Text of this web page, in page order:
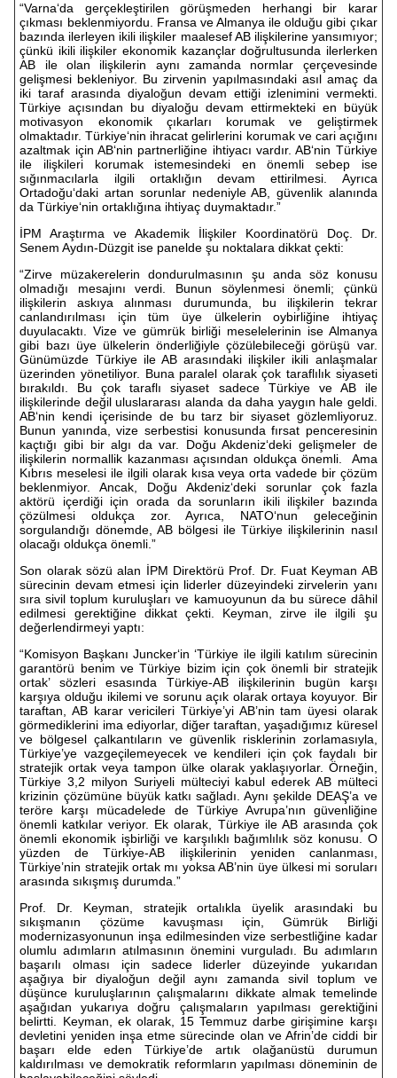
“Varna‘da gerçekleştirilen görüşmeden herhangi bir karar
çıkması beklenmiyordu. Fransa ve Almanya ile olduğu gibi çıkar
bazında ilerleyen ikili ilişkiler maalesef AB ilişkilerine yansımıyor;
çünkü ikili ilişkiler ekonomik kazançlar doğrultusunda ilerlerken
AB ile olan ilişkilerin aynı zamanda normlar çerçevesinde
gelişmesi bekleniyor. Bu zirvenin yapılmasındaki asıl amaç da
iki taraf arasında diyaloğun devam ettiği izlenimini vermekti.
Türkiye açısından bu diyaloğu devam ettirmekteki en büyük
motivasyon ekonomik çıkarları korumak ve geliştirmek
olmaktadır. Türkiye‘nin ihracat gelirlerini korumak ve cari açığını
azaltmak için AB‘nin partnerliğine ihtiyacı vardır. AB‘nin Türkiye
ile ilişkileri korumak istemesindeki en önemli sebep ise
sığınmacılarla ilgili ortaklığın devam ettirilmesi. Ayrıca
Ortadoğu‘daki artan sorunlar nedeniyle AB, güvenlik alanında
da Türkiye‘nin ortaklığına ihtiyaç duymaktadır.”
İPM Araştırma ve Akademik İlişkiler Koordinatörü Doç. Dr.
Senem Aydın-Düzgit ise panelde şu noktalara dikkat çekti:
“Zirve müzakerelerin dondurulmasının şu anda söz konusu
olmadığı mesajını verdi. Bunun söylenmesi önemli; çünkü
ilişkilerin askıya alınması durumunda, bu ilişkilerin tekrar
canlandırılması için tüm üye ülkelerin oybirliğine ihtiyaç
duyulacaktı. Vize ve gümrük birliği meselelerinin ise Almanya
gibi bazı üye ülkelerin önderliğiyle çözülebileceği görüşü var.
Günümüzde Türkiye ile AB arasındaki ilişkiler ikili anlaşmalar
üzerinden yönetiliyor. Buna paralel olarak çok taraflılık siyaseti
bırakıldı. Bu çok taraflı siyaset sadece Türkiye ve AB ile
ilişkilerinde değil uluslararası alanda da daha yaygın hale geldi.
AB‘nin kendi içerisinde de bu tarz bir siyaset gözlemliyoruz.
Bunun yanında, vize serbestisi konusunda fırsat penceresinin
kaçtığı gibi bir algı da var. Doğu Akdeniz‘deki gelişmeler de
ilişkilerin normallik kazanması açısından oldukça önemli. Ama
Kıbrıs meselesi ile ilgili olarak kısa veya orta vadede bir çözüm
beklenmiyor. Ancak, Doğu Akdeniz‘deki sorunlar çok fazla
aktörü içerdiği için orada da sorunların ikili ilişkiler bazında
çözülmesi oldukça zor. Ayrıca, NATO‘nun geleceğinin
sorgulandığı dönemde, AB bölgesi ile Türkiye ilişkilerinin nasıl
olacağı oldukça önemli.”
Son olarak sözü alan İPM Direktörü Prof. Dr. Fuat Keyman AB
sürecinin devam etmesi için liderler düzeyindeki zirvelerin yanı
sıra sivil toplum kuruluşları ve kamuoyunun da bu sürece dâhil
edilmesi gerektiğine dikkat çekti. Keyman, zirve ile ilgili şu
değerlendirmeyi yaptı:
“Komisyon Başkanı Juncker‘in ‘Türkiye ile ilgili katılım sürecinin
garantörü benim ve Türkiye bizim için çok önemli bir stratejik
ortak’ sözleri esasında Türkiye-AB ilişkilerinin bugün karşı
karşıya olduğu ikilemi ve sorunu açık olarak ortaya koyuyor. Bir
taraftan, AB karar vericileri Türkiye’yi AB’nin tam üyesi olarak
görmediklerini ima ediyorlar, diğer taraftan, yaşadığımız küresel
ve bölgesel çalkantıların ve güvenlik risklerinin zorlamasıyla,
Türkiye’ye vazgeçilemeyecek ve kendileri için çok faydalı bir
stratejik ortak veya tampon ülke olarak yaklaşıyorlar. Örneğin,
Türkiye 3,2 milyon Suriyeli mülteciyi kabul ederek AB mülteci
krizinin çözümüne büyük katkı sağladı. Aynı şekilde DEAŞ’a ve
teröre karşı mücadelede de Türkiye Avrupa’nın güvenliğine
önemli katkılar veriyor. Ek olarak, Türkiye ile AB arasında çok
önemli ekonomik işbirliği ve karşılıklı bağımlılık söz konusu. O
yüzden de Türkiye-AB ilişkilerinin yeniden canlanması,
Türkiye’nin stratejik ortak mı yoksa AB’nin üye ülkesi mi soruları
arasında sıkışmış durumda.”
Prof. Dr. Keyman, stratejik ortalıkla üyelik arasındaki bu
sıkışmanın çözüme kavuşması için, Gümrük Birliği
modernizasyonunun inşa edilmesinden vize serbestliğine kadar
olumlu adımların atılmasının önemini vurguladı. Bu adımların
başarılı olması için sadece liderler düzeyinde yukarıdan
aşağıya bir diyaloğun değil aynı zamanda sivil toplum ve
düşünce kuruluşlarının çalışmalarını dikkate almak temelinde
aşağıdan yukarıya doğru çalışmaların yapılması gerektiğini
belirtti. Keyman, ek olarak, 15 Temmuz darbe girişimine karşı
devletini yeniden inşa etme sürecinde olan ve Afrin’de ciddi bir
başarı elde eden Türkiye’de artık olağanüstü durumun
kaldırılması ve demokratik reformların yapılması döneminin de